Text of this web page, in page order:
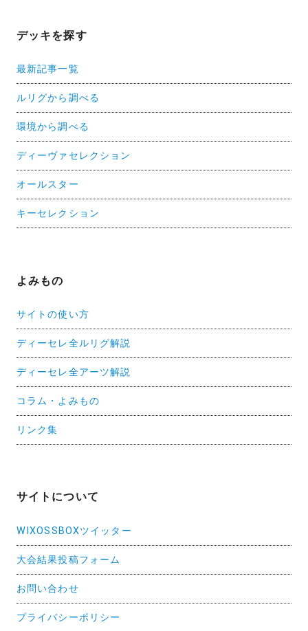
デッキを探す
最新記事一覧
ルリグから調べる
環境から調べる
ディーヴァセレクション
オールスター
キーセレクション
よみもの
サイトの使い方
ディーセレ全ルリグ解説
ディーセレ全アーツ解説
コラム・よみもの
リンク集
サイトについて
WIXOSSBOXツイッター
大会結果投稿フォーム
お問い合わせ
プライバシーポリシー